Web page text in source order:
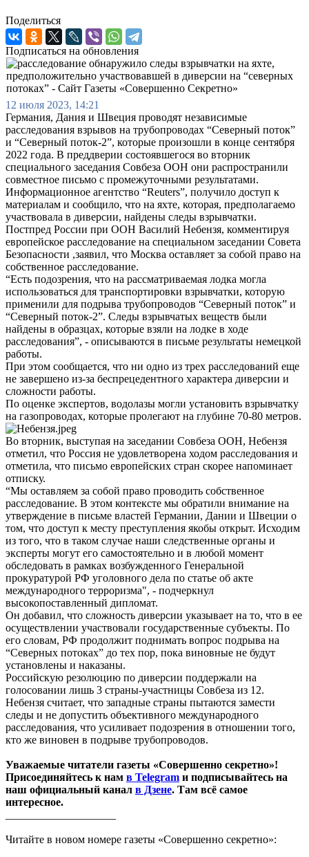
Поделиться
Подписаться на обновления
12 июля 2023, 14:21
Германия, Дания и Швеция проводят независимые
расследования взрывов на трубопроводах “Северный поток”
и “Северный поток-2”, которые произошли в конце сентября
2022 года. В преддверии состоявшегося во вторник
специального заседания Совбеза ООН они распространили
совместное письмо с промежуточными результатами.
Информационное агентство “Reuters”, получило доступ к
материалам и сообщило, что на яхте, которая, предполагаемо
участвовала в диверсии, найдены следы взрывчатки.
Постпред России при ООН Василий Небензя, комментируя
европейское расследование на специальном заседании Совета
Безопасности ,заявил, что Москва оставляет за собой право на
собственное расследование.
“Есть подозрения, что на рассматриваемая лодка могла
использоваться для транспортировки взрывчатки, которую
применили для подрыва трубопроводов “Северный поток” и
“Северный поток-2”. Следы взрывчатых веществ были
найдены в образцах, которые взяли на лодке в ходе
расследования”, - описываются в письме результаты немецкой
работы.
При этом сообщается, что ни одно из трех расследований еще
не завершено из-за беспрецедентного характера диверсии и
сложности работы.
По оценке экспертов, водолазы могли установить взрывчатку
на газопроводах, которые пролегают на глубине 70-80 метров.
Во вторник, выступая на заседании Совбеза ООН, Небензя
отметил, что Россия не удовлетворена ходом расследования и
отметила, что письмо европейских стран скорее напоминает
отписку.
“Мы оставляем за собой право проводить собственное
расследование. В этом контексте мы обратили внимание на
утверждение в письме властей Германии, Дании и Швеции о
том, что доступ к месту преступления якобы открыт. Исходим
из того, что в таком случае наши следственные органы и
эксперты могут его самостоятельно и в любой момент
обследовать в рамках возбужденного Генеральной
прокуратурой РФ уголовного дела по статье об акте
международного терроризма", - подчеркнул
высокопоставленный дипломат.
Он добавил, что сложность диверсии указывает на то, что в ее
осуществлении участвовали государственные субъекты. По
его словам, РФ продолжит поднимать вопрос подрыва на
“Северных потоках” до тех пор, пока виновные не будут
установлены и наказаны.
Российскую резолюцию по диверсии поддержали на
голосовании лишь 3 страны-участницы Совбеза из 12.
Небензя считает, что западные страны пытаются замести
следы и не допустить объективного международного
расследования, что усиливает подозрения в отношении того,
кто же виновен в подрыве трубопроводов.
Уважаемые читатели газеты «Совершенно секретно»!
Присоединяйтесь к нам в Telegram и подписывайтесь на
наш официальный канал в Дзене. Там всё самое
интересное.
Читайте в новом номере газеты «Совершенно секретно»: